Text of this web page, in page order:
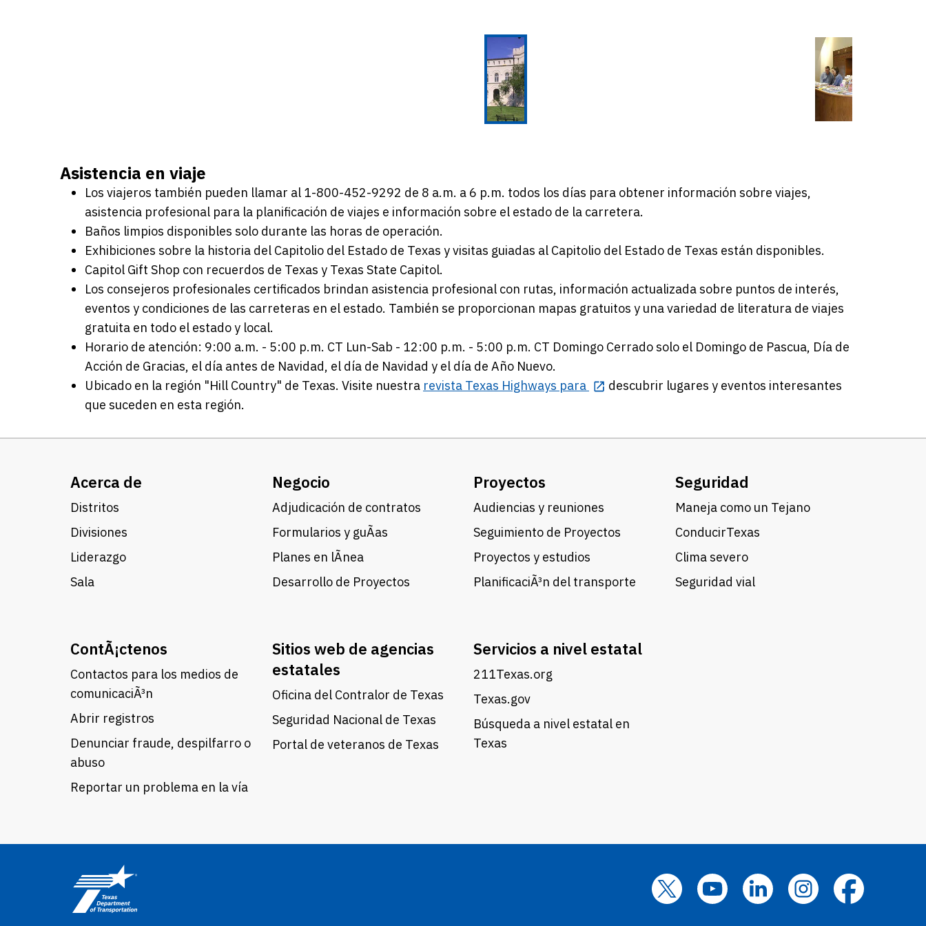
Asistencia en viaje
Los viajeros también pueden llamar al 1-800-452-9292 de 8 a.m. a 6 p.m. todos los días para obtener información sobre viajes,
asistencia profesional para la planificación de viajes e información sobre el estado de la carretera.
Baños limpios disponibles solo durante las horas de operación.
Exhibiciones sobre la historia del Capitolio del Estado de Texas y visitas guiadas al Capitolio del Estado de Texas están disponibles.
Capitol Gift Shop con recuerdos de Texas y Texas State Capitol.
Los consejeros profesionales certificados brindan asistencia profesional con rutas, información actualizada sobre puntos de interés,
eventos y condiciones de las carreteras en el estado. También se proporcionan mapas gratuitos y una variedad de literatura de viajes
gratuita en todo el estado y local.
Horario de atención: 9:00 a.m. - 5:00 p.m. CT Lun-Sab - 12:00 p.m. - 5:00 p.m. CT Domingo Cerrado solo el Domingo de Pascua, Día de
Acción de Gracias, el día antes de Navidad, el día de Navidad y el día de Año Nuevo.
Ubicado en la región "Hill Country" de Texas. Visite nuestra revista Texas Highways para
descubrir lugares y eventos interesantes
que suceden en esta región.
Acerca de
Distritos
Divisiones
Liderazgo
Sala
Negocio
Adjudicación de contratos
Formularios y guÃ­as
Planes en lÃ­nea
Desarrollo de Proyectos
Proyectos
Audiencias y reuniones
Seguimiento de Proyectos
Proyectos y estudios
PlanificaciÃ³n del transporte
Seguridad
Maneja como un Tejano
ConducirTexas
Clima severo
Seguridad vial
ContÃ¡ctenos
Contactos para los medios de
comunicaciÃ³n
Abrir registros
Denunciar fraude, despilfarro o
abuso
Reportar un problema en la vía
Sitios web de agencias
estatales
Oficina del Contralor de Texas
Seguridad Nacional de Texas
Portal de veteranos de Texas
Servicios a nivel estatal
211Texas.org
Texas.gov
Búsqueda a nivel estatal en
Texas